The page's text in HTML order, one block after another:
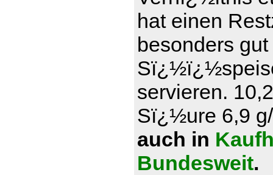
hat einen
besonders
servieren.
Sï¿½ure 6,9
auch in
Bundesweit.